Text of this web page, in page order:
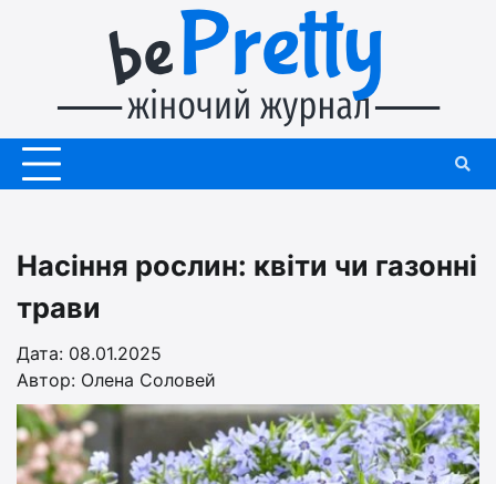
Насіння рослин: квіти чи газонні
трави
Дата: 08.01.2025
Автор: Олена Соловей